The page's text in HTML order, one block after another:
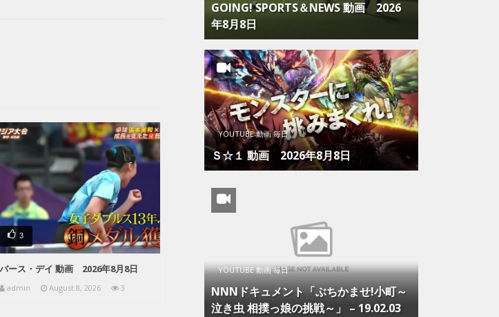
3
バース・デイ 動画 2026年8月8日
admin August 8, 2026 3
GOING! SPORTS＆NEWS 動画 2026
年8月8日
YOUTUBE 動画 毎日
Ｓ☆１ 動画 2026年8月8日
YOUTUBE 動画 毎日
NNNドキュメント「ぶちかませ!小町～
泣き虫 相撲っ娘の挑戦～」 – 19.02.03